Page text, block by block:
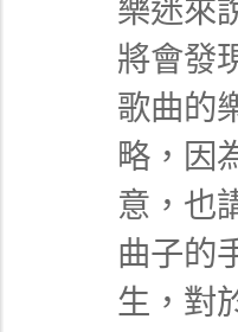
樂迷來
將會發
歌曲的
略，因
意，也
曲子的
生，對